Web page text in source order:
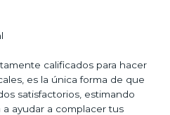
calificados para hacer
es la única forma de que
satisfactorios, estimando
ayudar a complacer tus